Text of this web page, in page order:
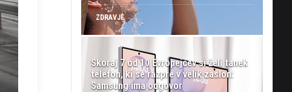
ZDRAVJE
Skoraj 7 od 10 Evropejcev si želi tanek
telefon, ki se razpre v velik zaslon:
Samsung ima odgovor